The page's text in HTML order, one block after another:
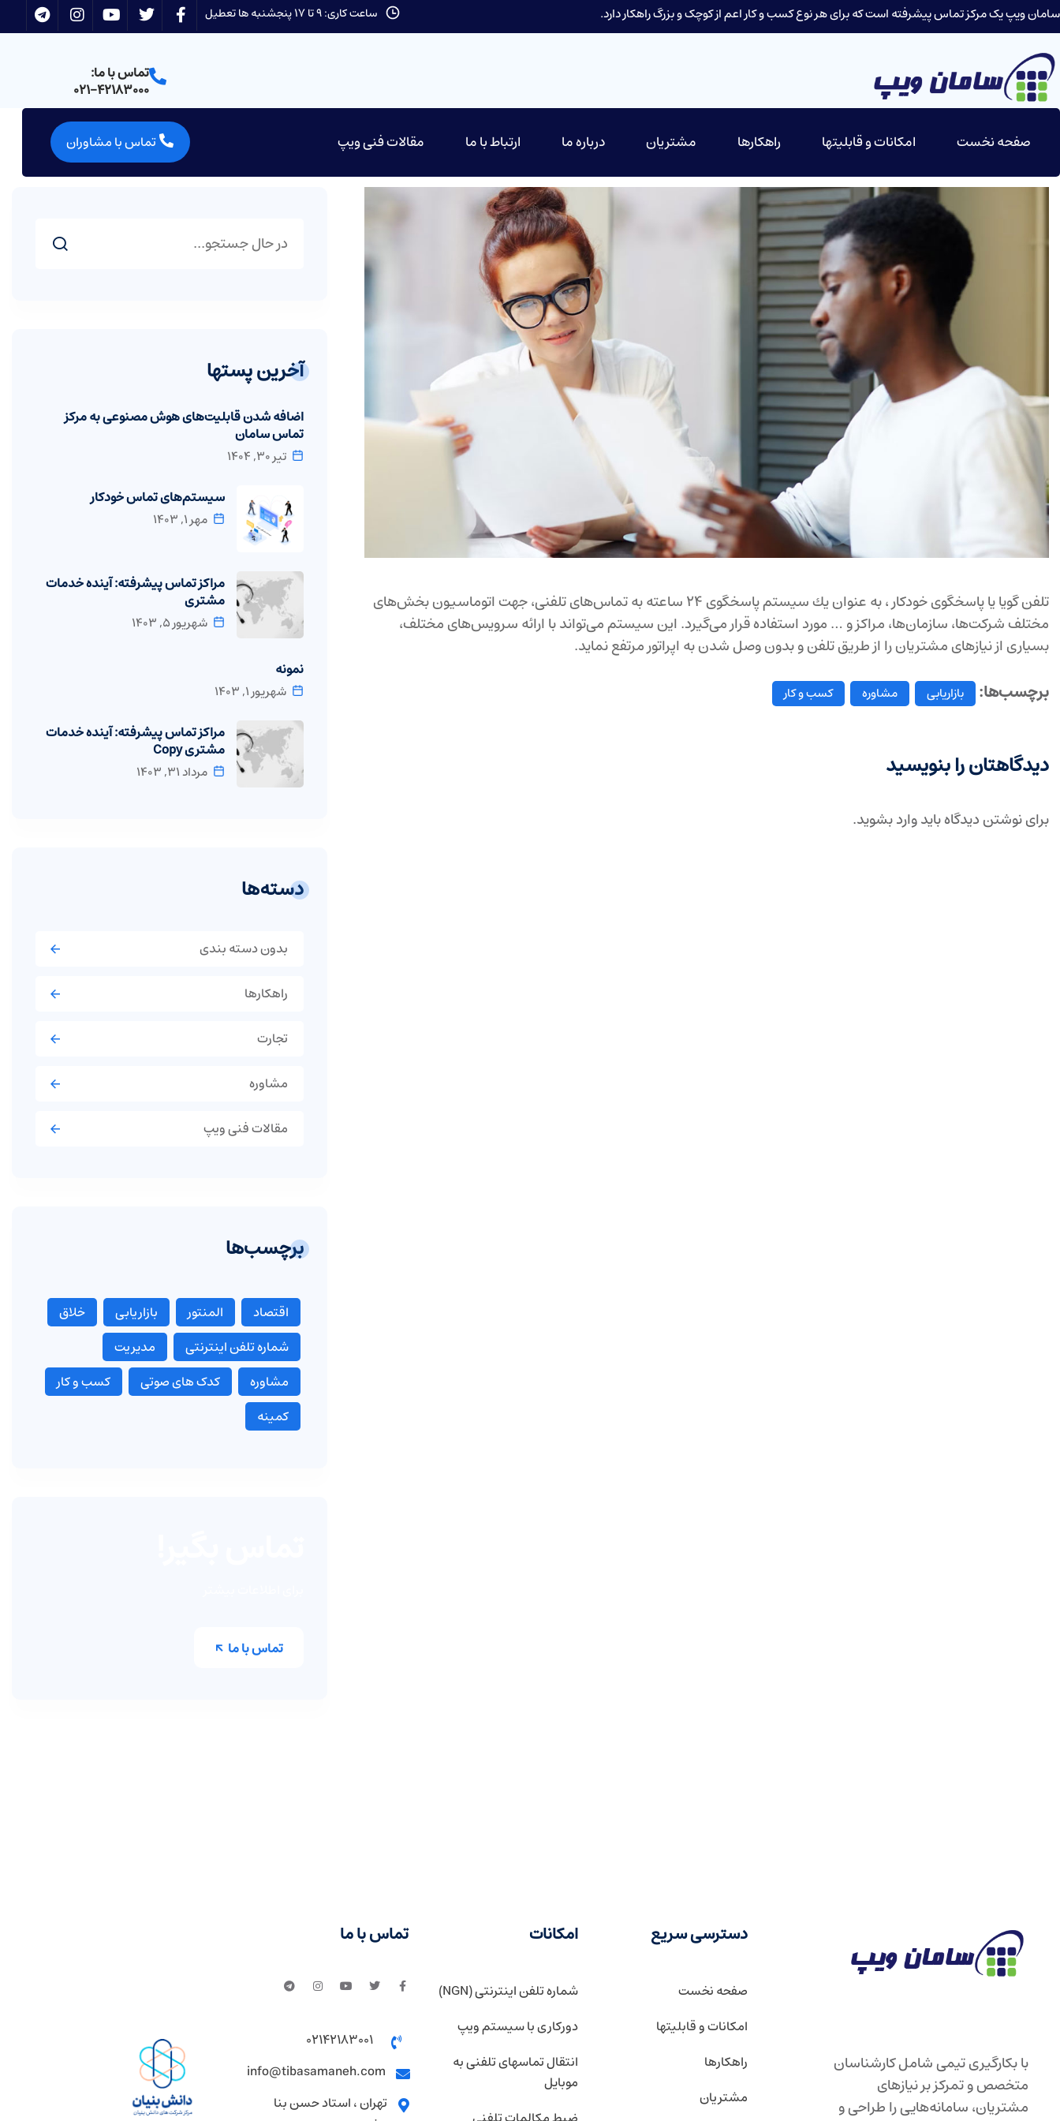
سامان ویپ یک مرکز تماس پیشرفته است که برای هر نوع کسب و کار اعم از کوچک و بزرگ راهکار دارد. ساعت کاری: 9 تا 17 پنجشنبه ها تعطیل
تماس با ما:
021-42183000
صفحه نخست امکانات و قابلیتها راهکارها مشتریان درباره ما ارتباط با ما مقالات فنی ویپ تماس با مشاوران
تلفن گویا یا پاسخگوی خودكار ، به عنوان یك سیستم پاسخگوی 24 ساعته به تماس‌های تلفنی، جهت اتوماسیون بخش‌های
مختلف شركت‌ها، سازمان‌ها، مراكز و … مورد استفاده قرار می‌گیرد. این سیستم می‌تواند با ارائه سرویس‌های مختلف،
بسیاری از نیازهای مشتریان را از طریق تلفن و بدون وصل شدن به اپراتور مرتفع نماید.
برچسب‌ها: بازاریابی مشاوره کسب و کار
دیدگاهتان را بنویسید
برای نوشتن دیدگاه بایدوارد بشوید.
آخرین پستها
اضافه شدن قابلیت‌های هوش مصنوعی به مرکز
تماس سامان
تیر ۳۰, ۱۴۰۴
سیستم‌های تماس خودکار
مهر ۱, ۱۴۰۳
مراکز تماس پیشرفته: آینده خدمات
مشتری
شهریور ۵, ۱۴۰۳
نمونه
شهریور ۱, ۱۴۰۳
مراکز تماس پیشرفته: آینده خدمات
مشتری Copy
مرداد ۳۱, ۱۴۰۳
دسته‌ها
بدون دسته بندی
راهکارها
تجارت
مشاوره
مقالات فنی ویپ
برچسب‌ها
اقتصاد المنتور بازاریابی
خلاق
شماره تلفن اینترنتی
مدیریت
مشاوره
کدک های صوتی
کسب و کار
کمینه
تماس با ما
با بکارگیری تیمی شامل کارشناسان
متخصص و تمرکز بر نیازهای
مشتریان، سامانه‌هایی را طراحی و
دسترسی سریع
صفحه نخست
امکانات و قابلیتها
راهکارها
مشتریان
امکانات
شماره تلفن اینترنتی (NGN)
دورکاری با سیستم ویپ
انتقال تماسهای تلفنی به
موبایل
تماس با ما
02142183001
info@tibasamaneh.com
تهران ، استاد حسن بنا